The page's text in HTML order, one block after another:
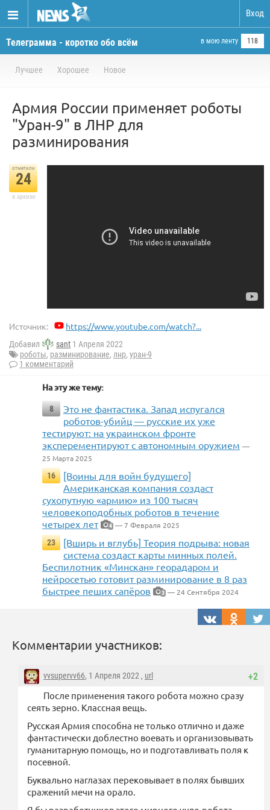
Вход
Телеграмма - коротко обо всём в мою ленту 118
Лучшее Хорошее Новое
Армия России применяет роботы
"Уран-9" в ЛНР для
разминирования
отметили
24
в архиве
Источник: https://www.youtube.com/watch?...
Добавил sant 1 Апреля 2022
роботы, разминирование, лнр, уран-9
1 комментарий
На эту же тему:
8
Это не фантастика. Запад испугался
роботов-убийц — русские их уже
тестируют: на украинском фронте
эксперементируют с автономным оружием —
25 Марта 2025
16
[Воины для войн будущего]
Американская компания создаст
сухопутную «армию» из 100 тысяч
человекоподобных роботов в течение
четырех лет
4 — 7 Февраля 2025
23
[Вширь и вглубь] Теория подрыва: новая
система создаст карты минных полей.
Беспилотник «Минскан» георадаром и
нейросетью готовит разминирование в 8 раз
быстрее пеших сапёров
3 — 24 Сентября 2024
Комментарии участников:
+2
vvsupervv66, 1 Апреля 2022 , url
После применения такого робота можно сразу
сеять зерно. Классная вещь.
Русская Армия способна не только отлично и даже
фантастически доблестно воевать и организовывать
гуманитарную помощь, но и подготавливать поля к
посевной.
Буквально наглазах перековывает в полях бывших
сражений мечи на орало.